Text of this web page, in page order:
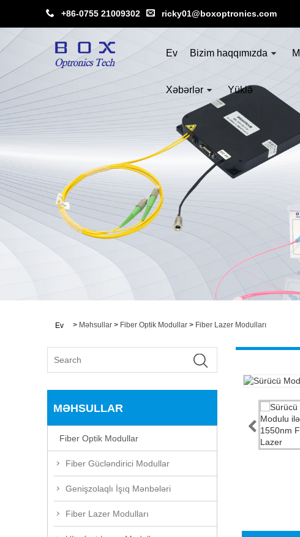
+86-0755 21009302 ricky01@boxoptronics.com
Ev Bizim haqqımızda
Xəbərlər Yüklə
Ev > Məhsullar > Fiber Optik Modullar > Fiber Lazer Modulları
MƏHSULLAR
Fiber Optik Modullar
Fiber Gücləndirici Modullar
Genişzolaqlı İşıq Mənbələri
Fiber Lazer Modulları